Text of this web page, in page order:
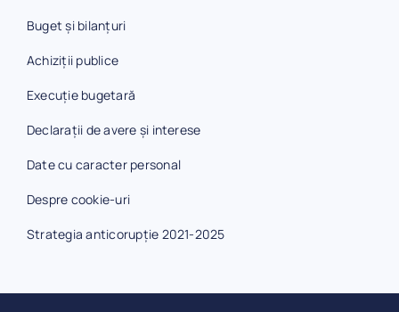
Buget și bilanțuri
Achiziții publice
Execuție bugetară
Declarații de avere și interese
Date cu caracter personal
Despre cookie-uri
Strategia anticorupție 2021-2025